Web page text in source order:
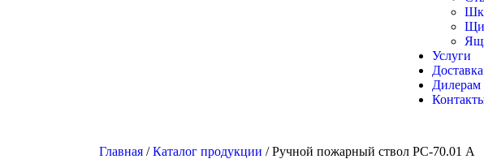
Услуги
Дилерам
Главная /Каталог продукции /Ручной пожарный ствол РС-70.01 А